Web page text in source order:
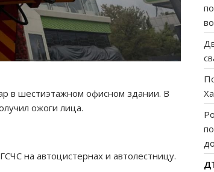
в шестиэтажном офисном здании. В
ожоги лица.
на автоцистернах и автолестницу.